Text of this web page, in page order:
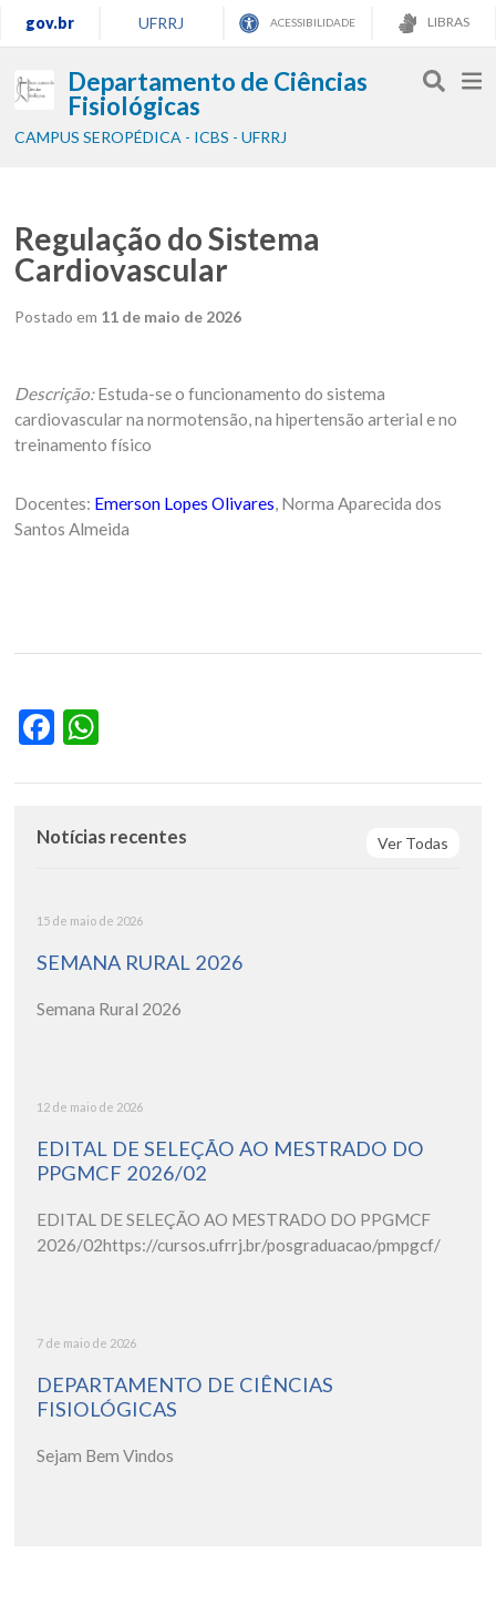
gov.br UFRRJ ACESSIBILIDADE LIBRAS
Departamento de Ciências
Fisiológicas
CAMPUS SEROPÉDICA - ICBS - UFRRJ
Regulação do Sistema
Cardiovascular
Postado em 11 de maio de 2026
Descrição:Estuda-se o funcionamento do sistema
cardiovascular na normotensão, na hipertensão arterial e no
treinamento físico
Docentes: Emerson Lopes Olivares, Norma Aparecida dos
Santos Almeida
Facebook
Ver Todas
Notícias recentes
15 de maio de 2026
SEMANA RURAL 2026
Semana Rural 2026
12 de maio de 2026
EDITAL DE SELEÇÃO AO MESTRADO DO
PPGMCF 2026/02
EDITAL DE SELEÇÃO AO MESTRADO DO PPGMCF
2026/02https://cursos.ufrrj.br/posgraduacao/pmpgcf/
7 de maio de 2026
DEPARTAMENTO DE CIÊNCIAS
FISIOLÓGICAS
Sejam Bem Vindos